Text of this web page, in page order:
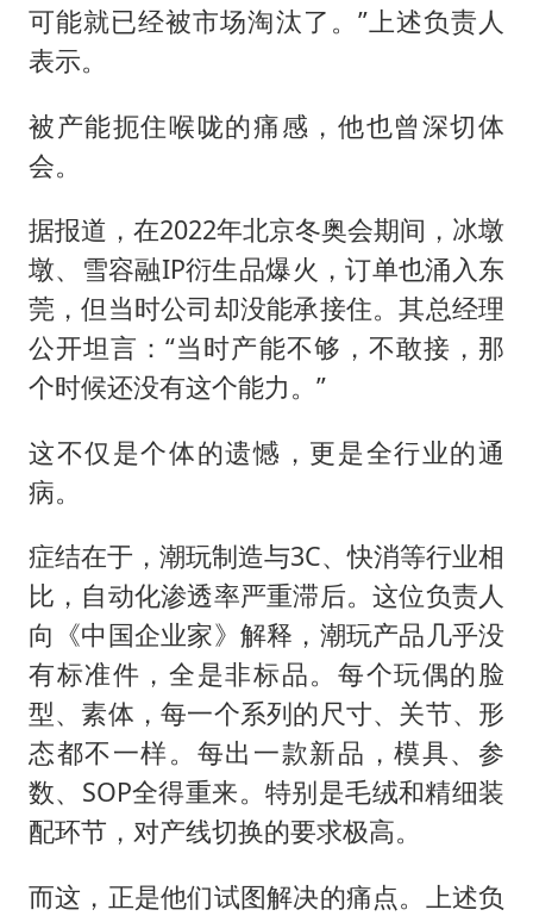
可能就已经被市场淘汰了。”上述负责人
表示。
被产能扼住喉咙的痛感，他也曾深切体
会。
据报道，在2022年北京冬奥会期间，冰墩
墩、雪容融IP衍生品爆火，订单也涌入东
莞，但当时公司却没能承接住。其总经理
公开坦言：“当时产能不够，不敢接，那
个时候还没有这个能力。”
这不仅是个体的遗憾，更是全行业的通
病。
症结在于，潮玩制造与3C、快消等行业相
比，自动化渗透率严重滞后。这位负责人
向《中国企业家》解释，潮玩产品几乎没
有标准件，全是非标品。每个玩偶的脸
型、素体，每一个系列的尺寸、关节、形
态都不一样。每出一款新品，模具、参
数、SOP全得重来。特别是毛绒和精细装
配环节，对产线切换的要求极高。
而这，正是他们试图解决的痛点。上述负